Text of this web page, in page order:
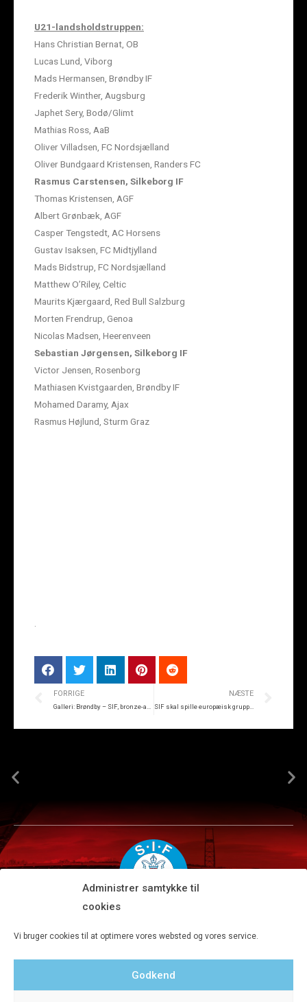
Administrer samtykke til
cookies
Vi bruger cookies til at optimere vores websted og vores service.
Godkend
U21-landsholdstruppen:
Hans Christian Bernat, OB
Lucas Lund, Viborg
Mads Hermansen, Brøndby IF
Frederik Winther, Augsburg
Japhet Sery, Bodø/Glimt
Mathias Ross, AaB
Oliver Villadsen, FC Nordsjælland
Oliver Bundgaard Kristensen, Randers FC
Rasmus Carstensen, Silkeborg IF
Thomas Kristensen, AGF
Albert Grønbæk, AGF
Casper Tengstedt, AC Horsens
Gustav Isaksen, FC Midtjylland
Mads Bidstrup, FC Nordsjælland
Matthew O’Riley, Celtic
Maurits Kjærgaard, Red Bull Salzburg
Morten Frendrup, Genoa
Nicolas Madsen, Heerenveen
Sebastian Jørgensen, Silkeborg IF
Victor Jensen, Rosenborg
Mathiasen Kvistgaarden, Brøndby IF
Mohamed Daramy, Ajax
Rasmus Højlund, Sturm Graz
FORRIGE NÆSTE
SIF skal spille europæisk gruppespil
Tlf 8680 4477 · Fax 8680 4647 · Kontortid man-fre kl. 9-15